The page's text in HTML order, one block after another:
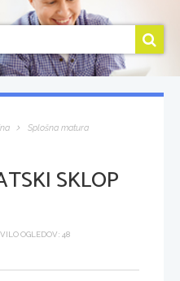
Splošna matura
SKLOP
OGLEDOV: 48